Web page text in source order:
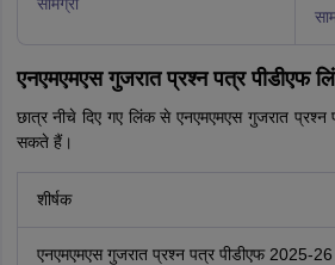
एनएमएमएस गुजरात प्रश्न पत्र पीडीएफ
छात्र नीचे दिए गए लिंक से एनएमएमएस गुजरात
सकते हैं।
शीर्षक
एनएमएमएस गुजरात प्रश्न पत्र पीडीएफ 2025-26